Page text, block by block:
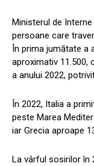
Ministerul de
persoane care
În prima jumătate a
aproximativ 11.500,
a anului 2022,
În 2022, Italia a
peste Marea
iar Grecia aproape
La vârful sosirilor în